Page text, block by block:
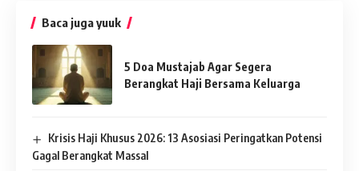
Baca juga yuuk
5 Doa Mustajab Agar Segera
Berangkat Haji Bersama Keluarga
Krisis Haji Khusus 2026: 13 Asosiasi Peringatkan Potensi
Gagal Berangkat Massal